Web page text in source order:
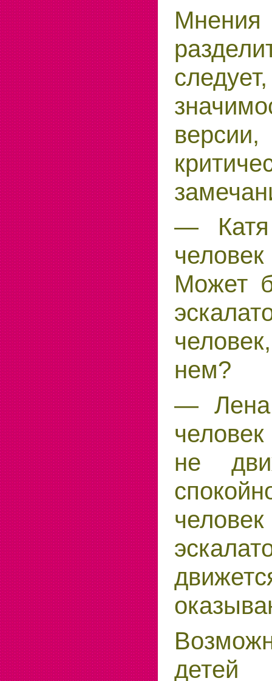
— Катя
Может
нем?
— Лена
не
детей